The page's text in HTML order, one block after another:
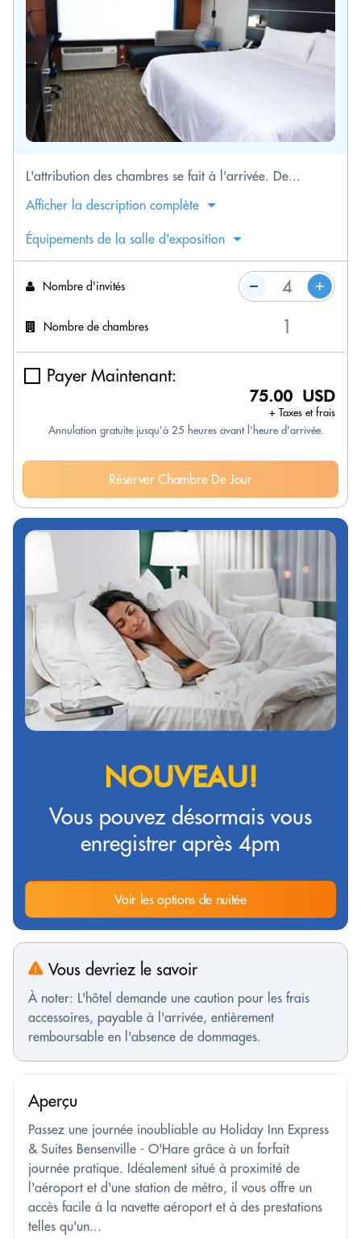
L'attribution des chambres se fait à l'arrivée. De...
Afficher la description complète
Équipements de la salle d'exposition
Nombre d'invités
Nombre de chambres
Payer Maintenant:
75.00 USD
+ Taxes et frais
Annulation gratuite jusqu'à 25 heures avant l'heure d'arrivée.
Réserver Chambre De Jour
NOUVEAU!
Vous pouvez désormais vous
enregistrer après 4pm
Voir les options de nuitée
Vous devriez le savoir
À noter: L'hôtel demande une caution pour les frais
accessoires, payable à l'arrivée, entièrement
remboursable en l'absence de dommages.
Aperçu
Passez une journée inoubliable au Holiday Inn Express
& Suites Bensenville - O'Hare grâce à un forfait
journée pratique. Idéalement situé à proximité de
l'aéroport et d'une station de métro, il vous offre un
accès facile à la navette aéroport et à des prestations
telles qu'un...